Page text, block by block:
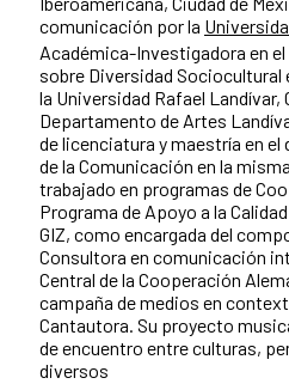
comunicación por la
Académica-Investigadora en
sobre Diversidad Sociocultural
la Universidad Rafael Landívar,
Departamento de Artes
de licenciatura y maestría en
de la Comunicación en la
trabajado en programas de
Programa de Apoyo a la
GIZ, como encargada del
Consultora en comunicación
Central de la Cooperación
campaña de medios en
Cantautora. Su proyecto
de encuentro entre culturas,
diversos